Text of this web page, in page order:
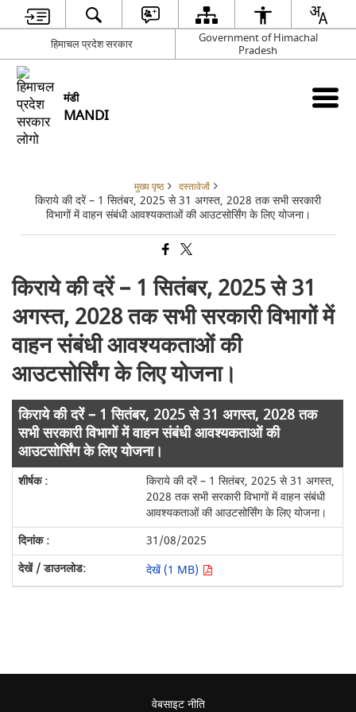
हिमाचल प्रदेश सरकार
Government of Himachal
Pradesh
मंडी
MANDI
मुख्य पृष्ठ दस्तावेजों
किराये की दरें – 1 सितंबर, 2025 से 31 अगस्त, 2028 तक सभी सरकारी
विभागों में वाहन संबंधी आवश्यकताओं की आउटसोर्सिंग के लिए योजना।
किराये की दरें – 1 सितंबर, 2025 से 31
अगस्त, 2028 तक सभी सरकारी विभागों में
वाहन संबंधी आवश्यकताओं की
आउटसोर्सिंग के लिए योजना।
किराये की दरें – 1 सितंबर, 2025 से 31 अगस्त, 2028 तक
सभी सरकारी विभागों में वाहन संबंधी आवश्यकताओं की
आउटसोर्सिंग के लिए योजना।
किराये की दरें – 1 सितंबर, 2025 से 31 अगस्त,
2028 तक सभी सरकारी विभागों में वाहन संबंधी
आवश्यकताओं की आउटसोर्सिंग के लिए योजना।
31/08/2025
देखें (1 MB)
वेबसाइट नीति